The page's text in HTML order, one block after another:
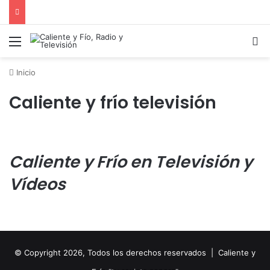
Menú
Inicio
Caliente y frío televisión
Caliente y Frío en Televisión y
Vídeos
© Copyright 2026, Todos los derechos reservados | Caliente y